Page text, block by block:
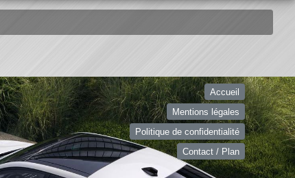
Accueil
Mentions légales
Politique de confidentialité
Contact / Plan